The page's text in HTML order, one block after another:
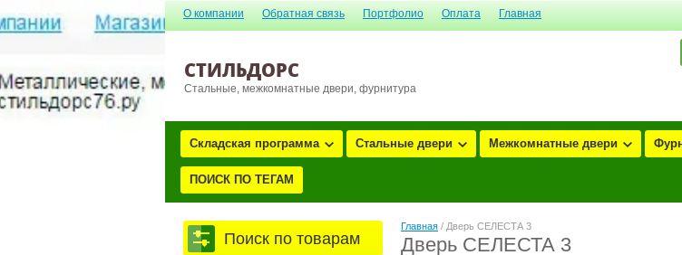
О компании Обратная связь Портфолио Оплата Главная
СТИЛЬДОРС
Стальные, межкомнатные двери, фурнитура
Складская программа Стальные двери Межкомнатные двери
ПОИСК ПО ТЕГАМ
Поиск по товарам
Главная / Дверь СЕЛЕСТА 3
Дверь СЕЛЕСТА 3